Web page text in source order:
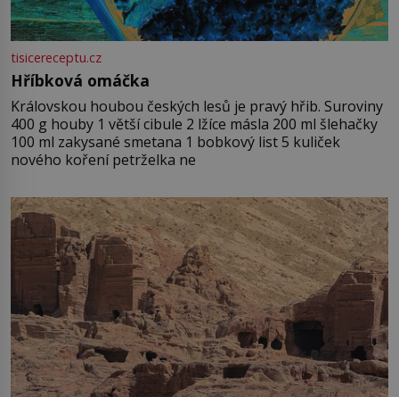
tisicereceptu.cz
Hříbková omáčka
Královskou houbou českých lesů je pravý hřib. Suroviny
400 g houby 1 větší cibule 2 lžíce másla 200 ml šlehačky
100 ml zakysané smetana 1 bobkový list 5 kuliček
nového koření petrželka ne